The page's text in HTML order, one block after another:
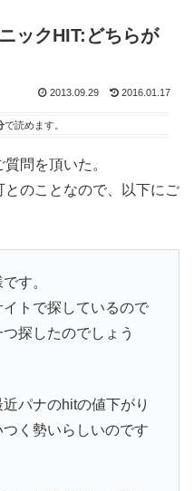
ックHIT:どちらが
2013.09.29 2016.01.17
で読めます。
問を頂いた。
のことなので、以下にご
す。
トで探しているので
探したのでしょう
パナのhitの値下がり
く勢いらしいのです